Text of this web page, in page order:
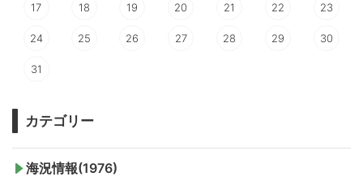
17 18 19 20 21 22 23
24 25 26 27 28 29 30
31
カテゴリー
海況情報(1976)